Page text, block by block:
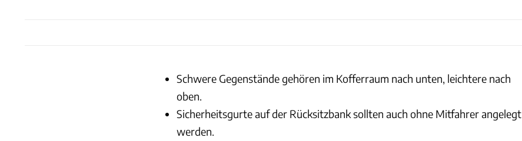
Schwere Gegenstände gehören im Kofferraum nach unten, leichtere nach
oben.
Sicherheitsgurte auf der Rücksitzbank sollten auch ohne Mitfahrer angelegt
werden.